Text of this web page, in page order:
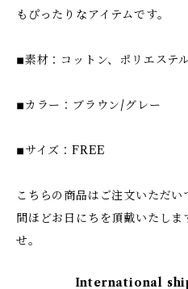
もぴったりなアイテムです。
◾︎素材：コットン、ポリエステ
◾︎カラー：ブラウン/グレー
◾︎サイズ：FREE
こちらの商品はご注文いただ
間ほどお日にちを頂戴いたしま
せ。
International